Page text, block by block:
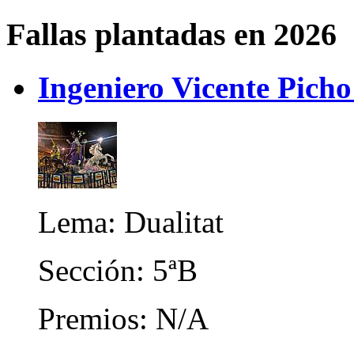
Fallas plantadas en 2026
Ingeniero Vicente
Lema: Dualitat
Sección: 5ªB
Premios: N/A